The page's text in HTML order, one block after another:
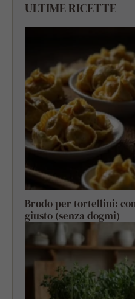
ULTIME RICETTE
Brodo per tortellini:
giusto (senza dogmi)